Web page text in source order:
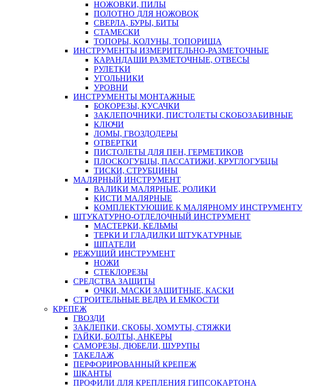
НОЖОВКИ, ПИЛЫ
ПОЛОТНО ДЛЯ НОЖОВОК
СВЕРЛА, БУРЫ, БИТЫ
СТАМЕСКИ
ТОПОРЫ, КОЛУНЫ, ТОПОРИЩА
ИНСТРУМЕНТЫ ИЗМЕРИТЕЛЬНО-РАЗМЕТОЧНЫЕ
КАРАНДАШИ РАЗМЕТОЧНЫЕ, ОТВЕСЫ
РУЛЕТКИ
УГОЛЬНИКИ
УРОВНИ
ИНСТРУМЕНТЫ МОНТАЖНЫЕ
БОКОРЕЗЫ, КУСАЧКИ
ЗАКЛЕПОЧНИКИ, ПИСТОЛЕТЫ СКОБОЗАБИВНЫЕ
КЛЮЧИ
ЛОМЫ, ГВОЗДОДЕРЫ
ОТВЕРТКИ
ПИСТОЛЕТЫ ДЛЯ ПЕН, ГЕРМЕТИКОВ
ПЛОСКОГУБЦЫ, ПАССАТИЖИ, КРУГЛОГУБЦЫ
ТИСКИ, СТРУБЦИНЫ
МАЛЯРНЫЙ ИНСТРУМЕНТ
ВАЛИКИ МАЛЯРНЫЕ, РОЛИКИ
КИСТИ МАЛЯРНЫЕ
КОМПЛЕКТУЮЩИЕ К МАЛЯРНОМУ ИНСТРУМЕНТУ
ШТУКАТУРНО-ОТДЕЛОЧНЫЙ ИНСТРУМЕНТ
МАСТЕРКИ, КЕЛЬМЫ
ТЕРКИ И ГЛАДИЛКИ ШТУКАТУРНЫЕ
ШПАТЕЛИ
РЕЖУЩИЙ ИНСТРУМЕНТ
НОЖИ
СТЕКЛОРЕЗЫ
СРЕДСТВА ЗАЩИТЫ
ОЧКИ, МАСКИ ЗАЩИТНЫЕ, КАСКИ
СТРОИТЕЛЬНЫЕ ВЕДРА И ЕМКОСТИ
КРЕПЕЖ
ГВОЗДИ
ЗАКЛЕПКИ, СКОБЫ, ХОМУТЫ, СТЯЖКИ
ГАЙКИ, БОЛТЫ, АНКЕРЫ
САМОРЕЗЫ, ДЮБЕЛИ, ШУРУПЫ
ТАКЕЛАЖ
ПЕРФОРИРОВАННЫЙ КРЕПЕЖ
ШКАНТЫ
ПРОФИЛИ ДЛЯ КРЕПЛЕНИЯ ГИПСОКАРТОНА